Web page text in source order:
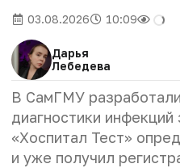
03.08.2026 10:09
Дарья
Лебедева
В СамГМУ
диагностики инфекций
«Хоспитал Тест»
и уже получил